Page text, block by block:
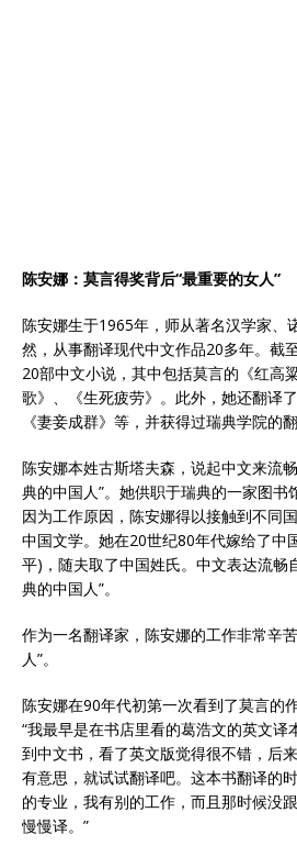
陈安娜：莫言得奖背后“最重要的女人”
陈安娜生于1965年，师从著名汉学家、
然，从事翻译现代中文作品20多年。截
20部中文小说，其中包括莫言的《红高
歌》、《生死疲劳》。此外，她还翻译
《妻妾成群》等，并获得过瑞典学院的翻
陈安娜本姓古斯塔夫森，说起中文来流
典的中国人”。她供职于瑞典的一家图书
因为工作原因，陈安娜得以接触到不同
中国文学。她在20世纪80年代嫁给了中
平)，随夫取了中国姓氏。中文表达流畅
典的中国人”。
作为一名翻译家，陈安娜的工作非常辛
人”。
陈安娜在90年代初第一次看到了莫言的
“我最早是在书店里看的葛浩文的英文译
到中文书，看了英文版觉得很不错，后
有意思，就试试翻译吧。这本书翻译的
的专业，我有别的工作，而且那时候没
慢慢译。”